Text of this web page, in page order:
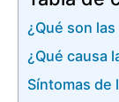
¿Qué son
¿Qué causa
Síntomas de